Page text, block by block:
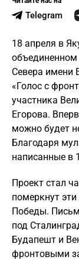
Telegram
18 апреля в
объединенном
Севера имени
«Голос с
участника
Егорова.
можно будет
Благодаря
написанные в
Проект стал
померкнут
Победы.
под
Будапешт и
фронтовыми